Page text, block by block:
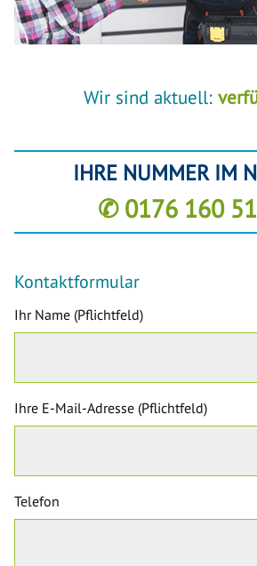
Wir sind aktuell:
IHRE NUMMER IM
✆ 0176 160
Kontaktformular
Ihr Name (Pflichtfeld)
Ihre E-Mail-Adresse (Pflichtfeld)
Telefon